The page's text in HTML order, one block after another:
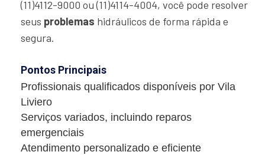
(11)4112-9000 ou (11)4114-4004, você pode resolver
seus problemas hidráulicos de forma rápida e
segura.
Pontos Principais
Profissionais qualificados disponíveis por Vila
Liviero
Serviços variados, incluindo reparos
emergenciais
Atendimento personalizado e eficiente